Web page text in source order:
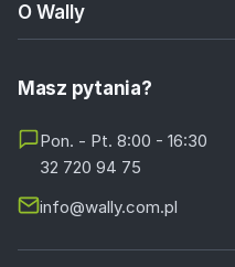
O Wally
Masz pytania?
Pon. - Pt. 8:00 - 16:30
32 720 94 75
info@wally.com.pl